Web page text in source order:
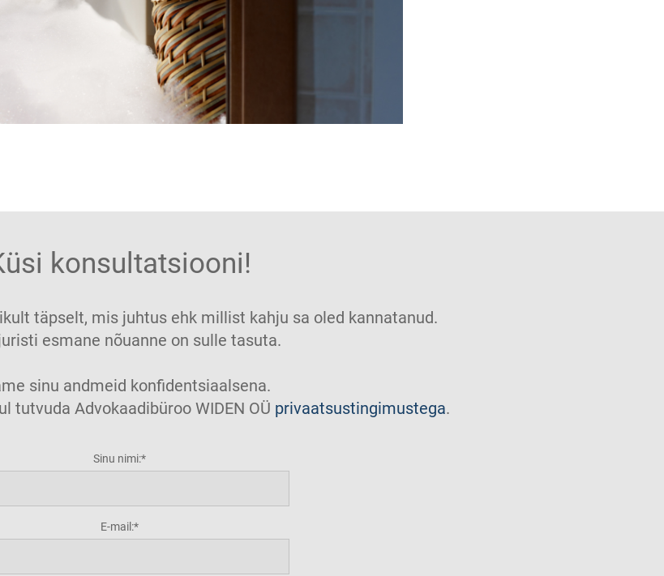
konsultatsiooni!
täpselt, mis juhtus ehk millist kahju sa oled kannatanud.
esmane nõuanne on sulle tasuta.
sinu andmeid konfidentsiaalsena.
tutvuda Advokaadibüroo WIDEN OÜ privaatsustingimustega.
Sinu nimi:
E-mail: